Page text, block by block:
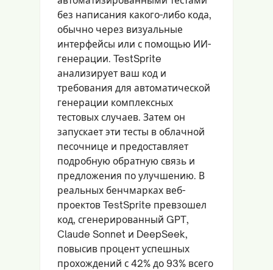
без написания какого-либо кода,
обычно через визуальные
интерфейсы или с помощью ИИ-
генерации. TestSprite
анализирует ваш код и
требования для автоматической
генерации комплексных
тестовых случаев. Затем он
запускает эти тесты в облачной
песочнице и предоставляет
подробную обратную связь и
предложения по улучшению. В
реальных бенчмарках веб-
проектов TestSprite превзошел
код, сгенерированный GPT,
Claude Sonnet и DeepSeek,
повысив процент успешных
прохождений с 42% до 93% всего